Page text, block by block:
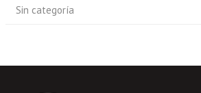
Sin categoría